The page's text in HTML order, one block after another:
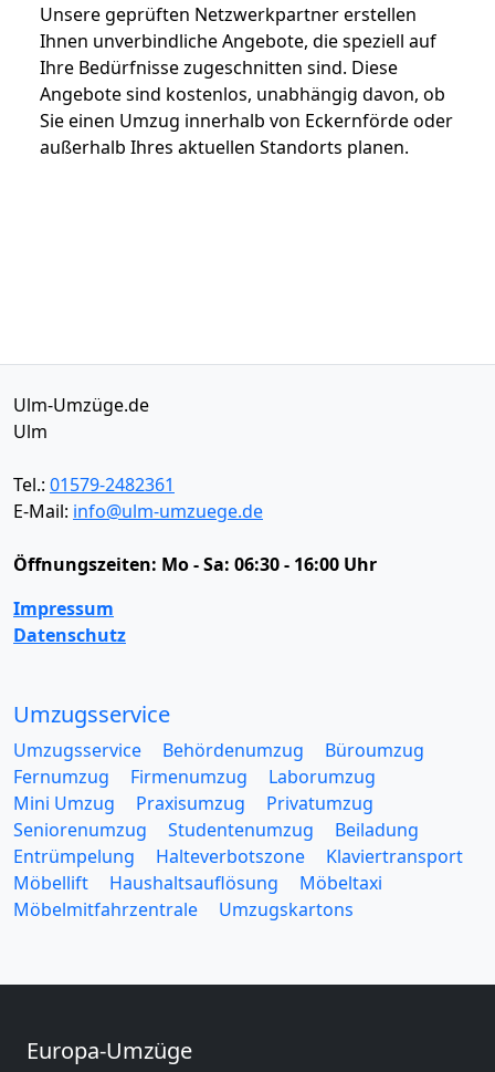
Unsere geprüften Netzwerkpartner erstellen
Ihnen unverbindliche Angebote, die speziell auf
Ihre Bedürfnisse zugeschnitten sind. Diese
Angebote sind kostenlos, unabhängig davon, ob
Sie einen Umzug innerhalb von Eckernförde oder
außerhalb Ihres aktuellen Standorts planen.
Ulm-Umzüge.de
Ulm
Tel.: 01579-2482361
E-Mail: info@ulm-umzuege.de
Öffnungszeiten: Mo - Sa: 06:30 - 16:00 Uhr
Impressum
Datenschutz
Umzugsservice
Umzugsservice Behördenumzug
Büroumzug
Fernumzug
Firmenumzug
Laborumzug
Mini Umzug
Praxisumzug
Privatumzug
Seniorenumzug
Studentenumzug
Beiladung
Entrümpelung
Halteverbotszone
Klaviertransport
Möbellift
Haushaltsauflösung
Möbeltaxi
Möbelmitfahrzentrale
Umzugskartons
Europa-Umzüge